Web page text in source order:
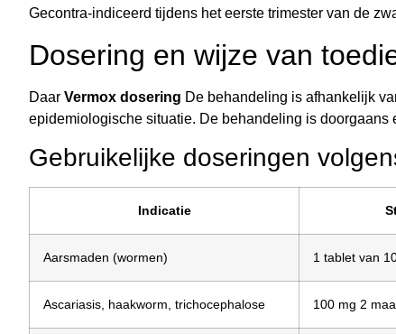
Gecontra-indiceerd tijdens het eerste trimester van de
Dosering en wijze van
Daar Vermox dosering De behandeling is afhankelijk
epidemiologische situatie. De behandeling is
Gebruikelijke doseringen
Indicatie
Aarsmaden (wormen) 1 tablet van
Ascariasis, haakworm, trichocephalose 100 mg 2